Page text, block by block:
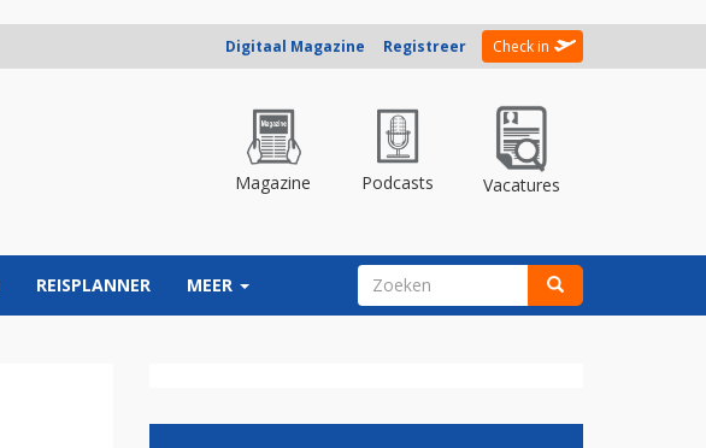
Digitaal Magazine Registreer Check in
Magazine Podcasts Vacatures
REISPLANNER MEER ZOEKVELD